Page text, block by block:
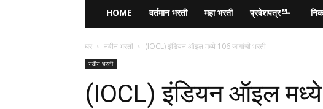
HOME वर्तमान भरती महा भरती प्रवेशपत्र
घर नवीन भरती (IOCL) इंडियन ऑइल मध्ये 106 जागांची भरती
नवीन भरती
(IOCL) इंडियन ऑइल मध्ये